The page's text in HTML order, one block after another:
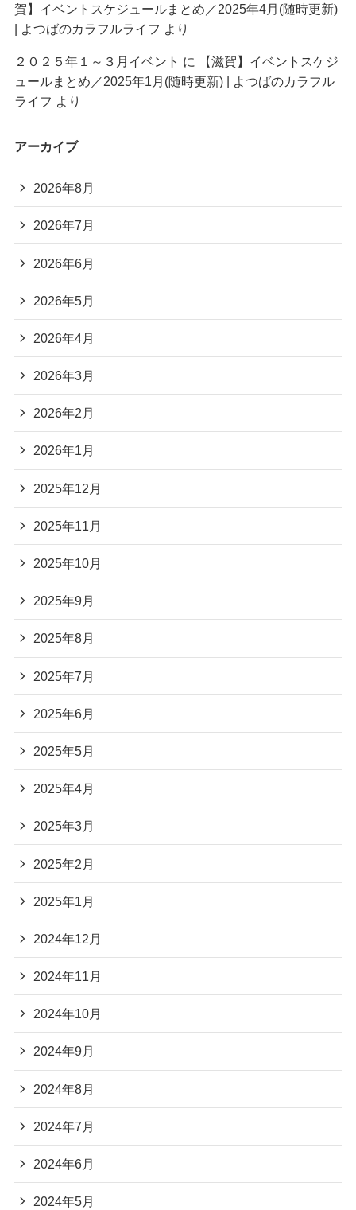
賀】イベントスケジュールまとめ／2025年4月(随時更新)
| よつばのカラフルライフ より
２０２５年１～３月イベント に
【滋賀】イベントスケジ
ュールまとめ／2025年1月(随時更新) | よつばのカラフル
ライフ より
アーカイブ
2026年8月
2026年7月
2026年6月
2026年5月
2026年4月
2026年3月
2026年2月
2026年1月
2025年12月
2025年11月
2025年10月
2025年9月
2025年8月
2025年7月
2025年6月
2025年5月
2025年4月
2025年3月
2025年2月
2025年1月
2024年12月
2024年11月
2024年10月
2024年9月
2024年8月
2024年7月
2024年6月
2024年5月